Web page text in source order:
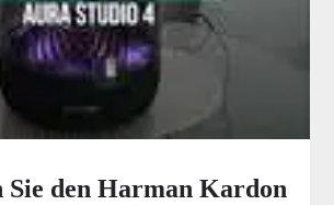
Sie den Harman Kardon